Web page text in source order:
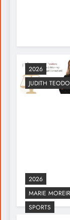
Leaders
“When
2026
JUDITH
2026
MARIE
SPORTS